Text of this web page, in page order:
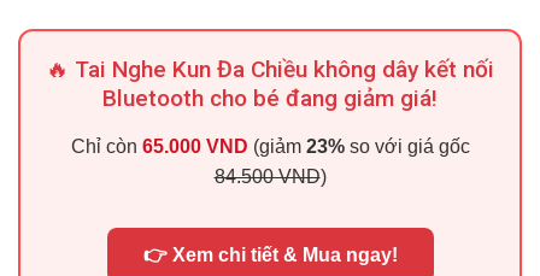
🔥 Tai Nghe Kun Đa Chiều không dây kết nối
Bluetooth cho bé đang giảm giá!
Chỉ còn 65.000 VND (giảm 23%so với giá gốc
84.500 VND)
👉 Xem chi tiết & Mua ngay!